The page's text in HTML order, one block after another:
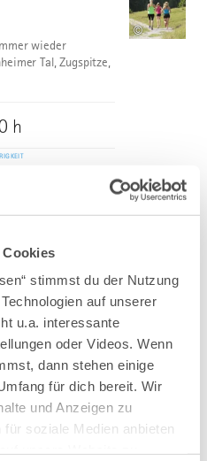
Cookies
stimmst du der Nutzung
auf unserer
u.a. interessante
oder Videos. Wenn
dann stehen einige
für dich bereit. Wir
und Anzeigen zu
soziale Medien anbieten
©
wieder
Tal, Zugspitze,
h
©
Laufrunde im
h